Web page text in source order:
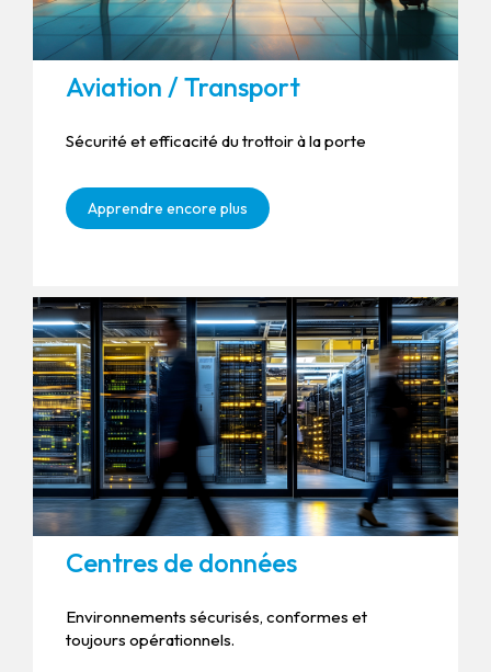
Aviation / Transport
Sécurité et efficacité du trottoir à la porte
Apprendre encore plus
Centres de données
Environnements sécurisés, conformes et
toujours opérationnels.